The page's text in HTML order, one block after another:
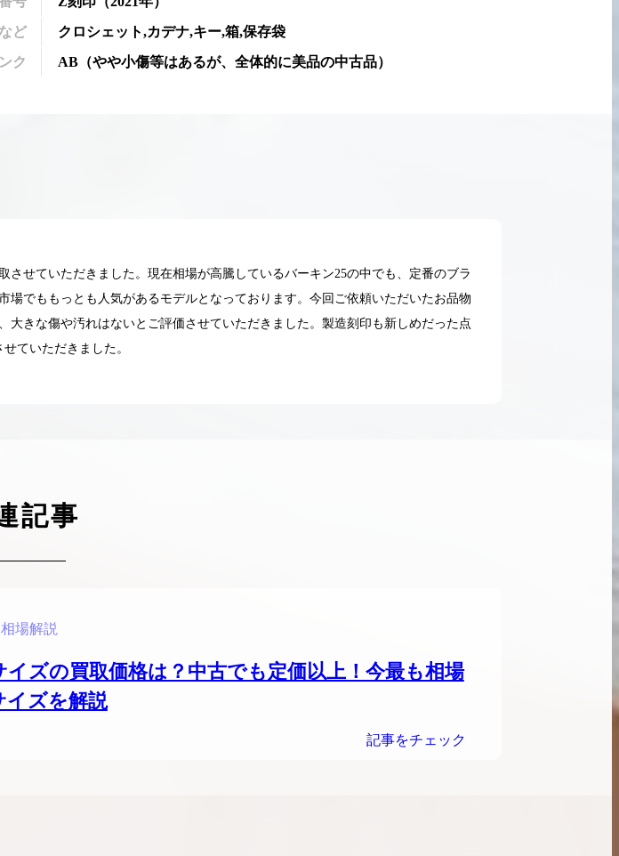
ど
クロシェット,カデナ,キー,箱,保存袋
ク
AB （やや小傷等はあるが、全体的に美品の中古品）
させていただきました。現在相場が高騰しているバーキン25の中でも、定番のブラ
場でももっとも人気があるモデルとなっております。今回ご依頼いただいたお品物
大きな傷や汚れはないとご評価させていただきました。製造刻印も新しめだった点
ていただきました。
記事
場解説
イズの買取価格は？中古でも定価以上！今最も相場
イズを解説
記事をチェック